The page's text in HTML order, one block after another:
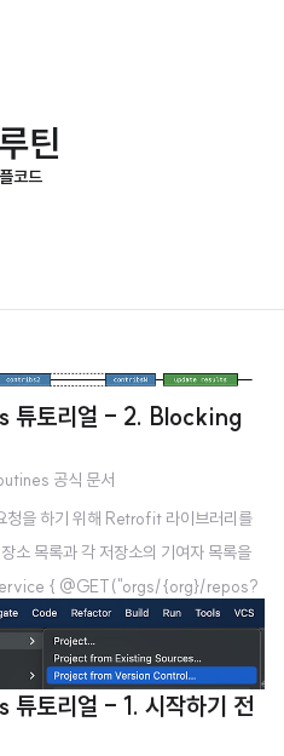
틴
코드
튜토리얼 - 2. Blocking
공식 문서
을 하기 위해 Retrofit 라이브러리를
소 목록과 각 저장소의 기여자 목록을
{ @GET("orgs/{org}/repos?
@Path("org") org: String ):
contributors?per_page=100")
owner: String, @Pat
는 주어진 조직의 기여자 목록을 가..
토리얼 - 1. 시작하기 전